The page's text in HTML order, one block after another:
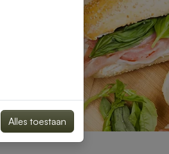
Alles toestaan